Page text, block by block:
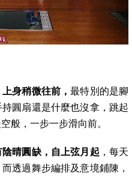
身稍微往前，最特別的是腳
圓扇還是什麼也沒拿，跳起
般，一步一步滑向前。
晴圓缺，自上弦月起 ，每天
透過舞步編排及意境鋪陳，